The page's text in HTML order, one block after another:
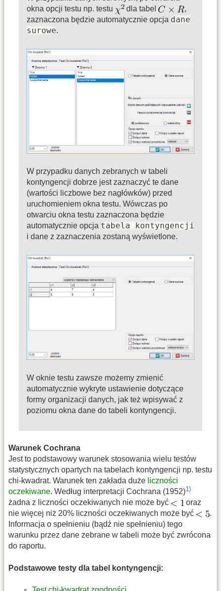
okna opcji testu np. testu
dla tabel
,
zaznaczona będzie automatycznie opcja dane
surowe.
W przypadku danych zebranych w tabeli
kontyngencji dobrze jest zaznaczyć te dane
(wartości liczbowe bez nagłówków) przed
uruchomieniem okna testu. Wówczas po
otwarciu okna testu zaznaczona będzie
automatycznie opcja tabela kontyngencji
i dane z zaznaczenia zostaną wyświetlone.
W oknie testu zawsze możemy zmienić
automatycznie wykryte ustawienie dotyczące
formy organizacji danych, jak też wpisywać z
poziomu okna dane do tabeli kontyngencji.
Warunek Cochrana
Jest to podstawowy warunek stosowania wielu testów
statystycznych opartych na tabelach kontyngencji np. testu
chi-kwadrat. Warunek ten zakłada duże liczności
oczekiwane. Według interpretacji Cochrana (1952)1)
żadna z liczności oczekiwanych nie może być
oraz
nie więcej niż 20% liczności oczekiwanych może być
.
Informacja o spełnieniu (bądź nie spełnieniu) tego
warunku przez dane zebrane w tabeli może być zwrócona
do raportu.
Podstawowe testy dla tabel kontyngencji: